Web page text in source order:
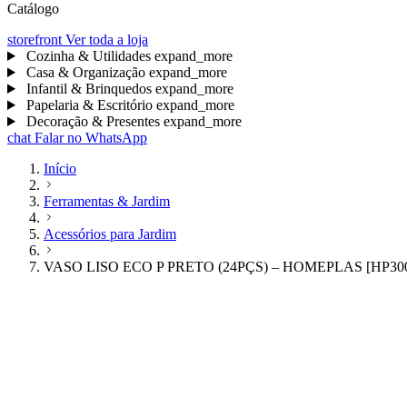
Catálogo
storefront Ver toda a loja
Cozinha & Utilidades expand_more
Casa & Organização expand_more
Infantil & Brinquedos expand_more
Papelaria & Escritório expand_more
Decoração & Presentes expand_more
chat Falar no WhatsApp
Início
Ferramentas & Jardim
Acessórios para Jardim
VASO LISO ECO P PRETO (24PÇS) – HOMEPLAS